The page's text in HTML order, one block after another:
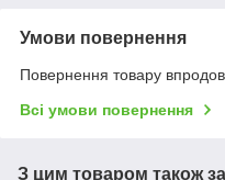
Умови повернення
Повернення товару
Всі умови повернення
З цим товаром також